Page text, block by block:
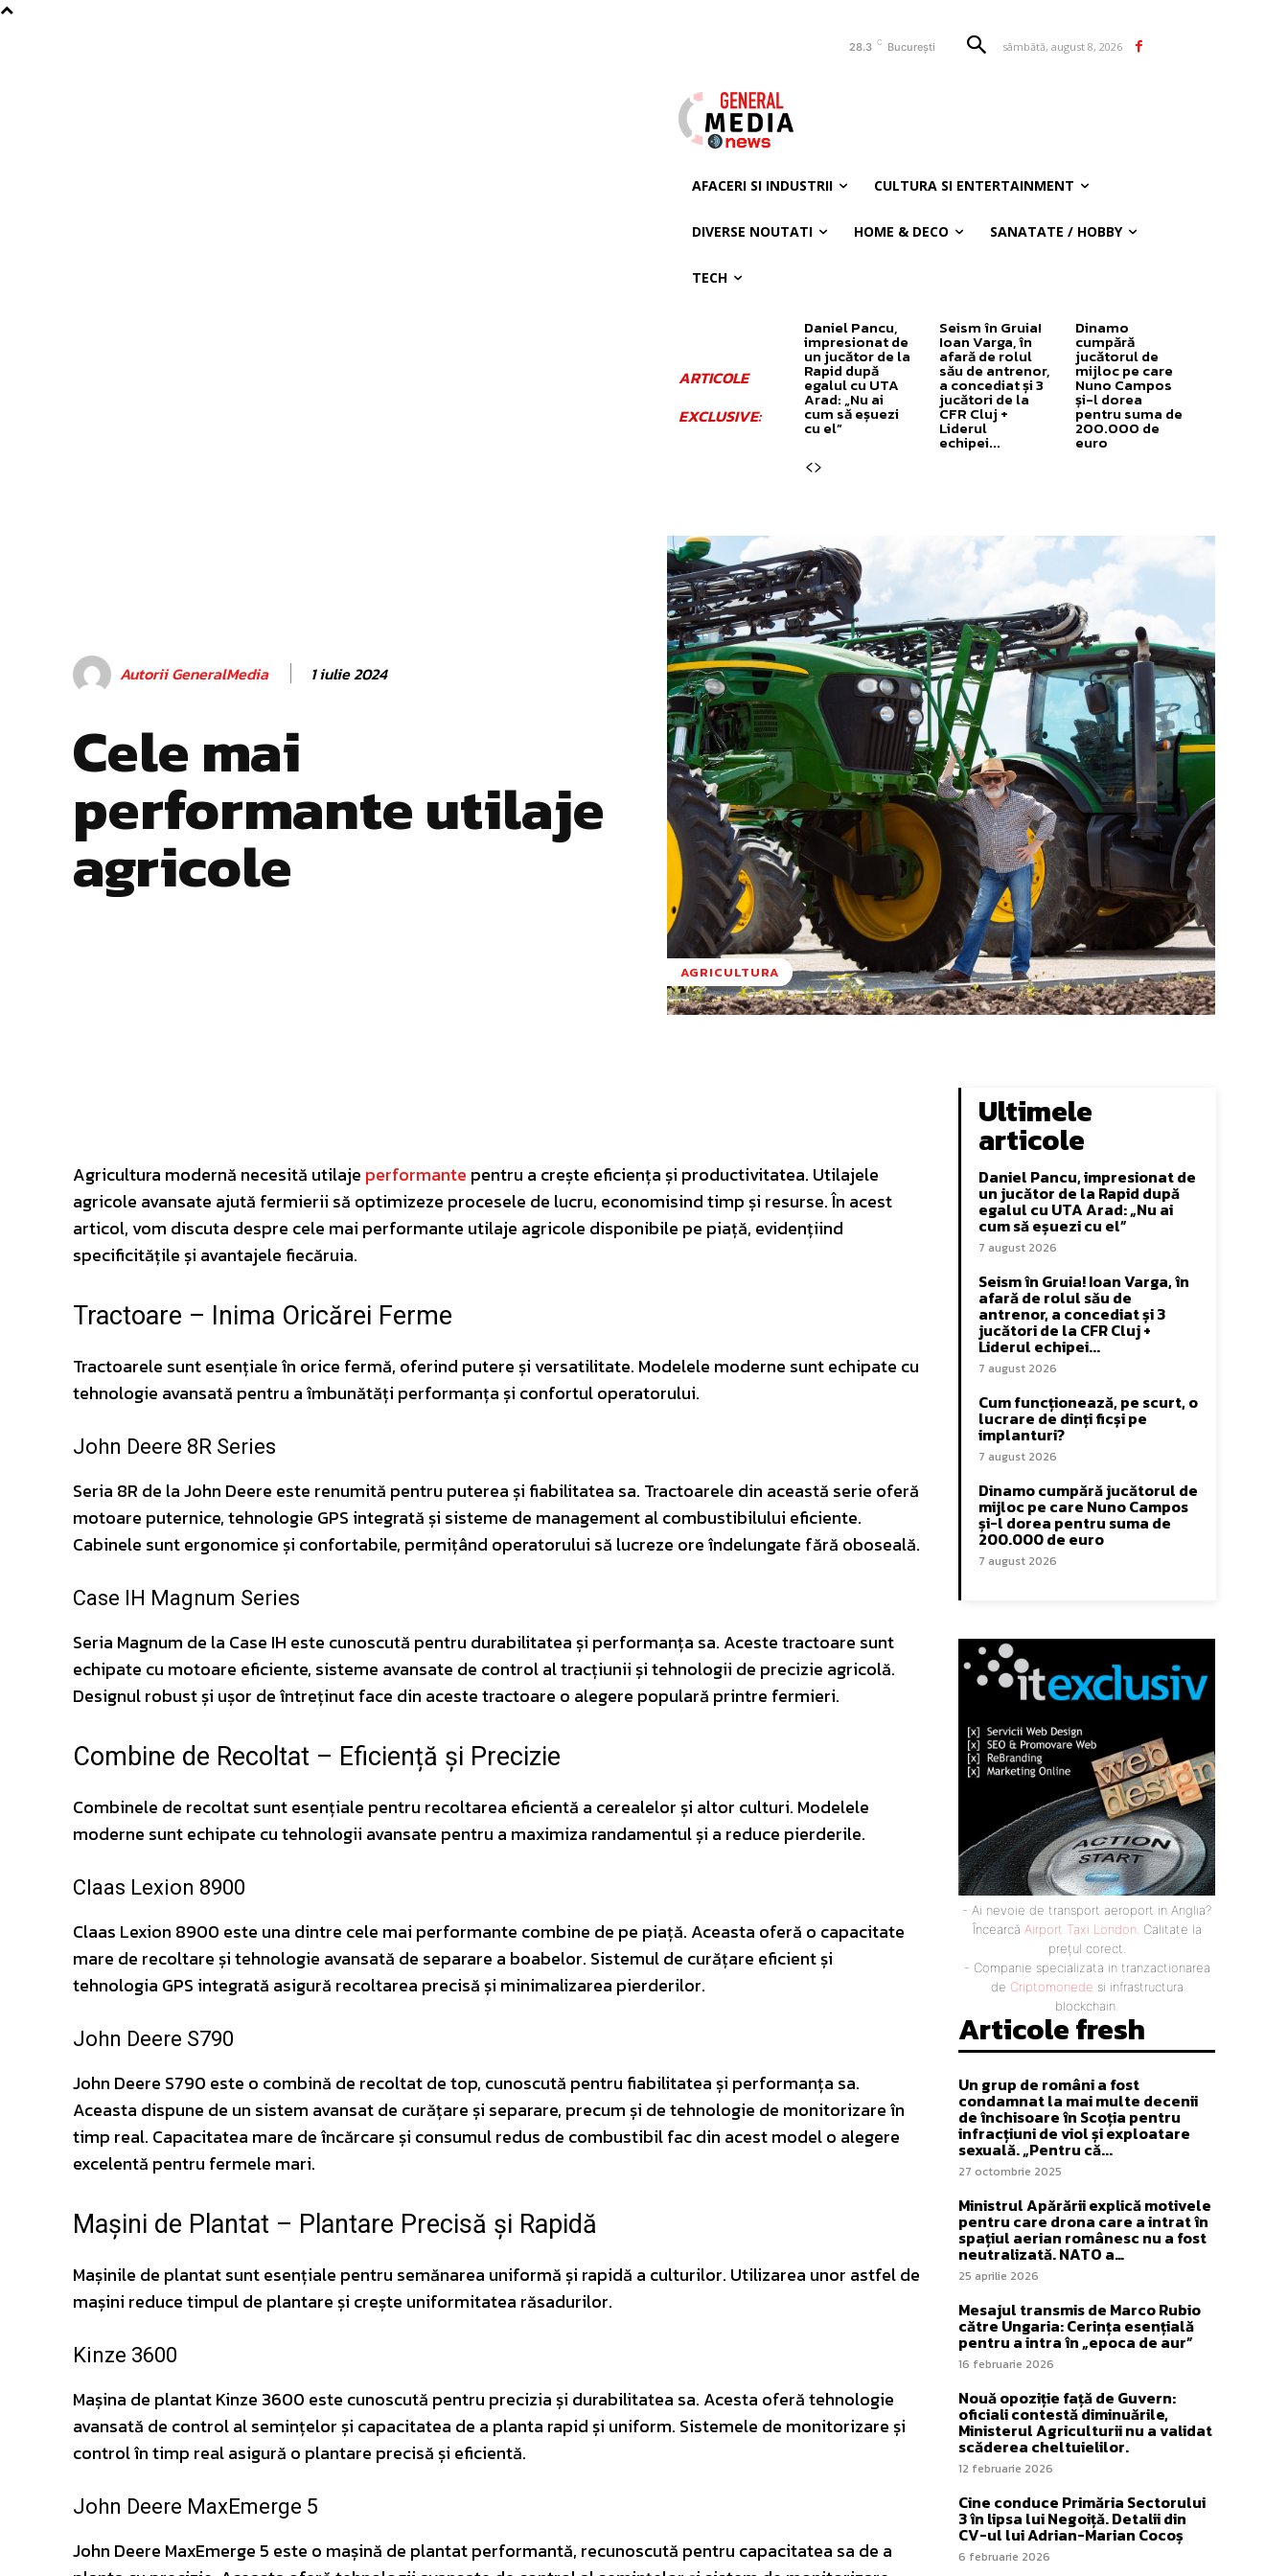
28.3 C București sâmbătă, august 8, 2026
AFACERI SI INDUSTRII CULTURA SI ENTERTAINMENT
DIVERSE NOUTATI HOME & DECO SANATATE / HOBBY
TECH
ARTICOLE
EXCLUSIVE:
Daniel Pancu,
impresionat de
un jucător de la
Rapid după
egalul cu UTA
Arad: „Nu ai
cum să eșuezi
cu el”
Seism în Gruia!
Ioan Varga, în
afară de rolul
său de antrenor,
a concediat și 3
jucători de la
CFR Cluj +
Liderul
echipei...
Dinamo
cumpără
jucătorul de
mijloc pe care
Nuno Campos
și-l dorea
pentru suma de
200.000 de
euro
Autorii GeneralMedia 1 iulie 2024
Cele mai
performante utilaje
agricole
AGRICULTURA
Agricultura modernă necesită utilaje performante pentru a crește eficiența și productivitatea. Utilajele
agricole avansate ajută fermierii să optimizeze procesele de lucru, economisind timp și resurse. În acest
articol, vom discuta despre cele mai performante utilaje agricole disponibile pe piață, evidențiind
specificitățile și avantajele fiecăruia.
Tractoare – Inima Oricărei Ferme
Tractoarele sunt esențiale în orice fermă, oferind putere și versatilitate. Modelele moderne sunt echipate cu
tehnologie avansată pentru a îmbunătăți performanța și confortul operatorului.
John Deere 8R Series
Seria 8R de la John Deere este renumită pentru puterea și fiabilitatea sa. Tractoarele din această serie oferă
motoare puternice, tehnologie GPS integrată și sisteme de management al combustibilului eficiente.
Cabinele sunt ergonomice și confortabile, permițând operatorului să lucreze ore îndelungate fără oboseală.
Case IH Magnum Series
Seria Magnum de la Case IH este cunoscută pentru durabilitatea și performanța sa. Aceste tractoare sunt
echipate cu motoare eficiente, sisteme avansate de control al tracțiunii și tehnologii de precizie agricolă.
Designul robust și ușor de întreținut face din aceste tractoare o alegere populară printre fermieri.
Combine de Recoltat – Eficiență și Precizie
Combinele de recoltat sunt esențiale pentru recoltarea eficientă a cerealelor și altor culturi. Modelele
moderne sunt echipate cu tehnologii avansate pentru a maximiza randamentul și a reduce pierderile.
Claas Lexion 8900
Claas Lexion 8900 este una dintre cele mai performante combine de pe piață. Aceasta oferă o capacitate
mare de recoltare și tehnologie avansată de separare a boabelor. Sistemul de curățare eficient și
tehnologia GPS integrată asigură recoltarea precisă și minimalizarea pierderilor.
John Deere S790
John Deere S790 este o combină de recoltat de top, cunoscută pentru fiabilitatea și performanța sa.
Aceasta dispune de un sistem avansat de curățare și separare, precum și de tehnologie de monitorizare în
timp real. Capacitatea mare de încărcare și consumul redus de combustibil fac din acest model o alegere
excelentă pentru fermele mari.
Mașini de Plantat – Plantare Precisă și Rapidă
Mașinile de plantat sunt esențiale pentru semănarea uniformă și rapidă a culturilor. Utilizarea unor astfel de
mașini reduce timpul de plantare și crește uniformitatea răsadurilor.
Kinze 3600
Mașina de plantat Kinze 3600 este cunoscută pentru precizia și durabilitatea sa. Acesta oferă tehnologie
avansată de control al semințelor și capacitatea de a planta rapid și uniform. Sistemele de monitorizare și
control în timp real asigură o plantare precisă și eficientă.
John Deere MaxEmerge 5
John Deere MaxEmerge 5 este o mașină de plantat performantă, recunoscută pentru capacitatea sa de a
Ultimele
articole
Daniel Pancu, impresionat de
un jucător de la Rapid după
egalul cu UTA Arad: „Nu ai
cum să eșuezi cu el”
7 august 2026
Seism în Gruia! Ioan Varga, în
afară de rolul său de
antrenor, a concediat și 3
jucători de la CFR Cluj +
Liderul echipei...
7 august 2026
Cum funcționează, pe scurt, o
lucrare de dinți ficși pe
implanturi?
7 august 2026
Dinamo cumpără jucătorul de
mijloc pe care Nuno Campos
și-l dorea pentru suma de
200.000 de euro
7 august 2026
- Ai nevoie de transport aeroport in Anglia?
Încearcă Airport Taxi London. Calitate la
prețul corect.
- Companie specializata in tranzactionarea
de Criptomonede si infrastructura
blockchain.
Articole fresh
Un grup de români a fost
condamnat la mai multe decenii
de închisoare în Scoția pentru
infracțiuni de viol și exploatare
sexuală. „Pentru că...
27 octombrie 2025
Ministrul Apărării explică motivele
pentru care drona care a intrat în
spațiul aerian românesc nu a fost
neutralizată. NATO a…
25 aprilie 2026
Mesajul transmis de Marco Rubio
către Ungaria: Cerința esențială
pentru a intra în „epoca de aur”
16 februarie 2026
Nouă opoziție față de Guvern:
oficiali contestă diminuările,
Ministerul Agriculturii nu a validat
scăderea cheltuielilor.
12 februarie 2026
Cine conduce Primăria Sectorului
3 în lipsa lui Negoiță. Detalii din
CV-ul lui Adrian-Marian Cocoș
6 februarie 2026